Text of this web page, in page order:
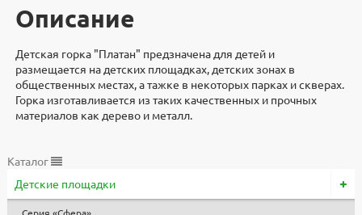
Описание
Детская горка "Платан" предзначена для детей и
размещается на детских площадках, детских зонах в
общественных местах, а тажке в некоторых парках и скверах.
Горка изготавливается из таких качественных и прочных
материалов как дерево и металл.
Доставка
Доставка по всей России. В стоимость продукции не входят
услуги по доставке, разгрузке и расстановке изделий.
Дополнительно
Горка "Платан" разработали и изготавливают в компании
"Стоунхендж". Материал - дерево и металл, размеры
Документы
Файлы
Документы
3d модели для проектировщиков
Скачать
Видеоинструкция
Характеристики
Высота, мм
3800
Каталог
Детские площадки
Серия «Сфера»